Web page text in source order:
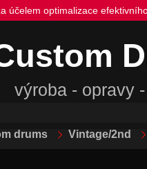
účelem optimalizace
výroba - opravy
drums Vintage/2nd